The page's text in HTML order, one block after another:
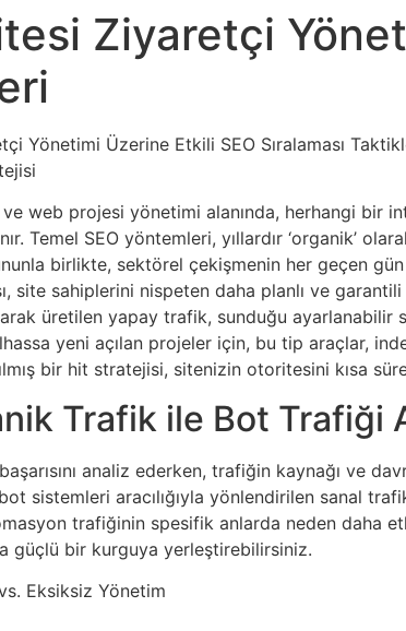
Ziyaretçi
Yönetimi Üzerine Etkili SEO Sıralaması
web projesi yönetimi alanında, herhangi bir
Temel SEO yöntemleri, yıllardır ‘organik’
birlikte, sektörel çekişmenin her geçen
site sahiplerini nispeten daha planlı ve
üretilen yapay trafik, sunduğu
yeni açılan projeler için, bu tip araçlar,
bir hit stratejisi, sitenizin otoritesini kısa
Trafik ile Bot Trafiği
analiz ederken, trafiğin kaynağı ve
sistemleri aracılığıyla yönlendirilen sanal
trafiğinin spesifik anlarda neden daha
güçlü bir kurguya yerleştirebilirsiniz.
Eksiksiz Yönetim